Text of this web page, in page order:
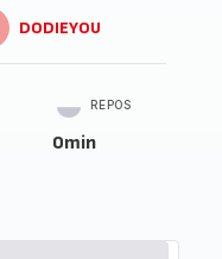
DODIEYOU
REPOS
0min